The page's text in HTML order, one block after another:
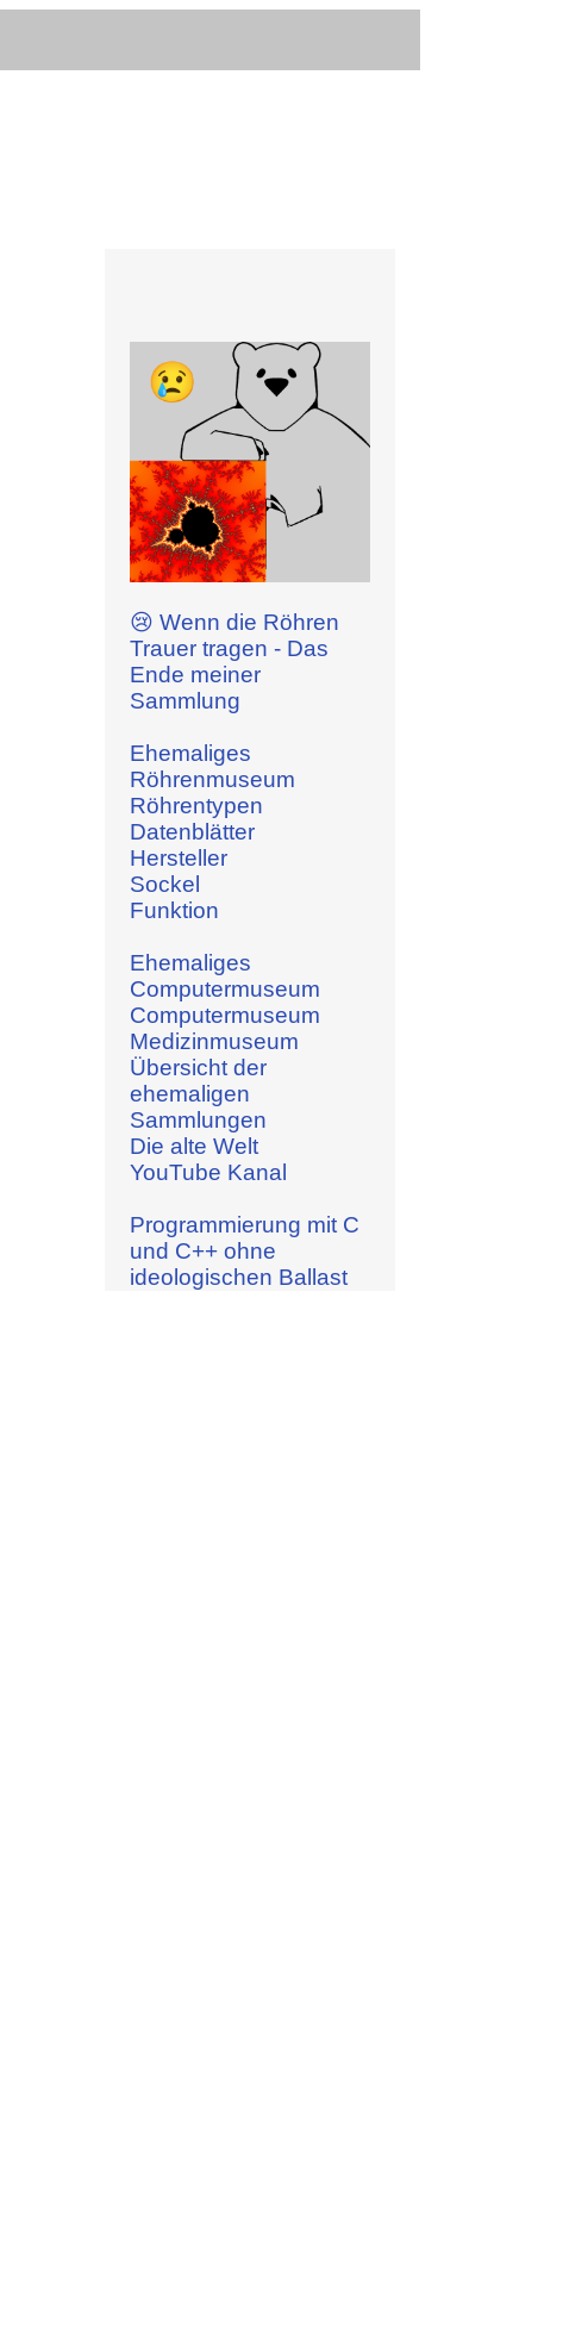
😢 Wenn die Röhren
Trauer tragen - Das
Ende meiner
Sammlung
Ehemaliges
Röhrenmuseum
Röhrentypen
Datenblätter
Hersteller
Sockel
Funktion
Ehemaliges
Computermuseum
Computermuseum
Medizinmuseum
Übersicht der
ehemaligen
Sammlungen
Die alte Welt
YouTube Kanal
Programmierung mit C
und C++ ohne
ideologischen Ballast